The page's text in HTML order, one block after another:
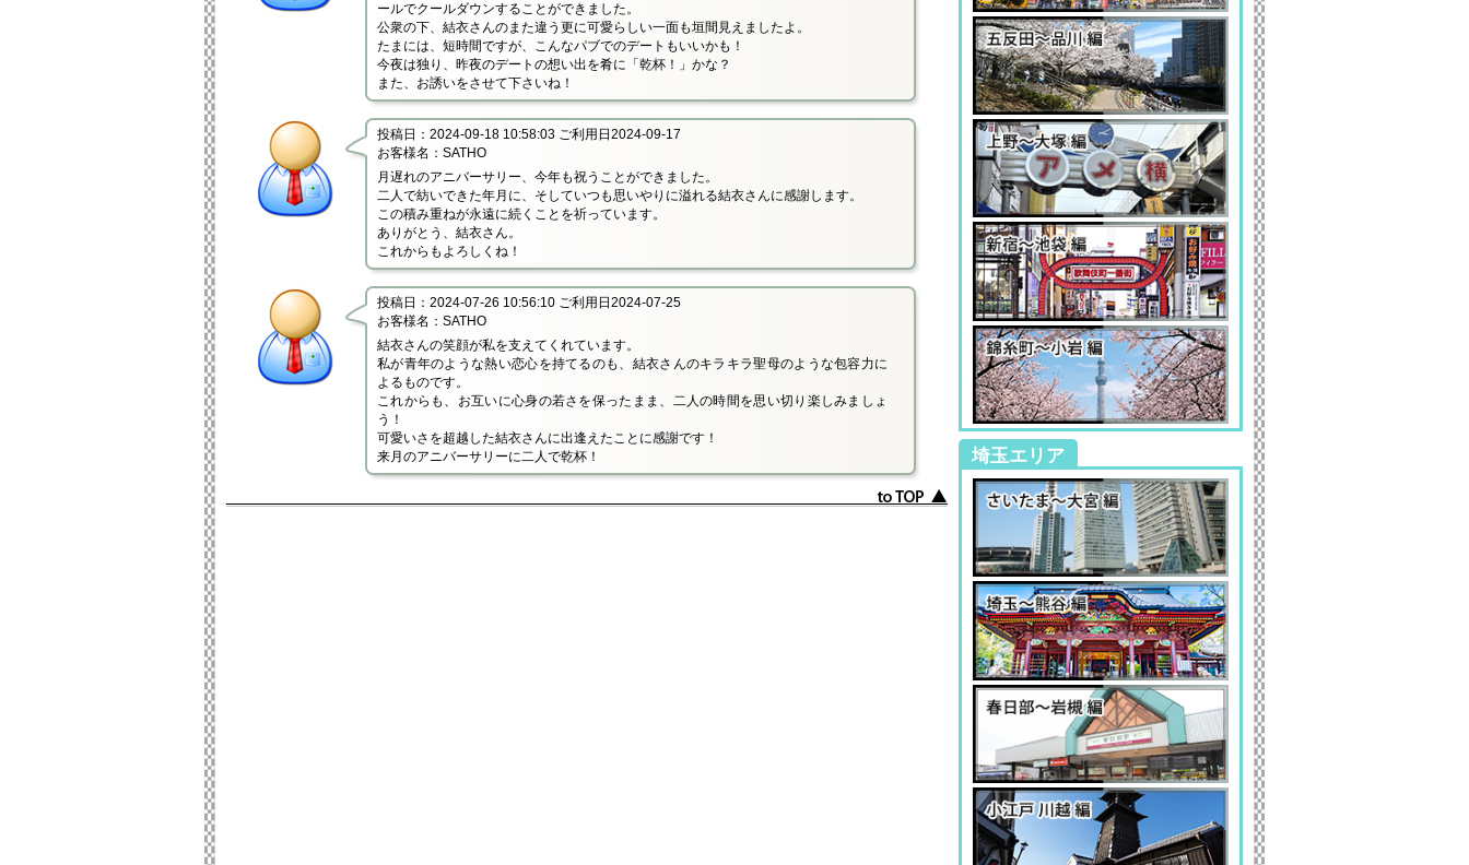
ールでクールダウンすることができました。
公衆の下、結衣さんのまた違う更に可愛らしい一面も垣間見えましたよ。
たまには、短時間ですが、こんなパブでのデートもいいかも！
今夜は独り、昨夜のデートの想い出を肴に「乾杯！」かな？
また、お誘いをさせて下さいね！
投稿日：2024-09-18 10:58:03 ご利用日2024-09-17
お客様名：SATHO
月遅れのアニバーサリー、今年も祝うことができました。
二人で紡いできた年月に、そしていつも思いやりに溢れる結衣さんに感謝します。
この積み重ねが永遠に続くことを祈っています。
ありがとう、結衣さん。
これからもよろしくね！
投稿日：2024-07-26 10:56:10 ご利用日2024-07-25
お客様名：SATHO
結衣さんの笑顔が私を支えてくれています。
私が青年のような熱い恋心を持てるのも、結衣さんのキラキラ聖母のような包容力に
よるものです。
これからも、お互いに心身の若さを保ったまま、二人の時間を思い切り楽しみましょ
う！
可愛いさを超越した結衣さんに出逢えたことに感謝です！
来月のアニバーサリーに二人で乾杯！
埼玉エリア